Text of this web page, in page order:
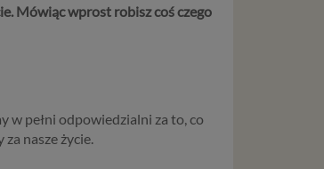
Mówiąc wprost robisz coś czego
w pełni odpowiedzialni za to, co
nasze życie.